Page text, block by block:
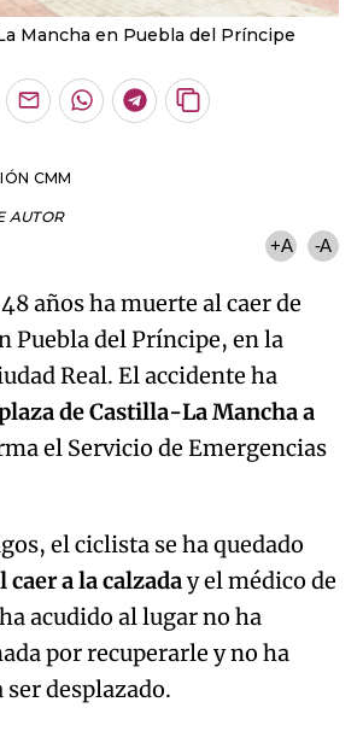
Mancha en Puebla del Príncipe
EnviarWhatsapp
Telegram
Copiar
CMM
AUTOR
+A -A
años ha muerte al caer de
Puebla del Príncipe, en la
Real. El accidente ha
de Castilla-La Mancha a
el Servicio de Emergencias
el ciclista se ha quedado
a la calzaday el médico de
acudido al lugar no ha
por recuperarle y no ha
desplazado.